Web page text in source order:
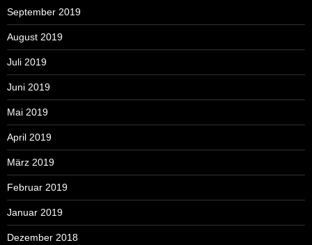
September 2019
August 2019
Juli 2019
Juni 2019
Mai 2019
April 2019
März 2019
Februar 2019
Januar 2019
Dezember 2018